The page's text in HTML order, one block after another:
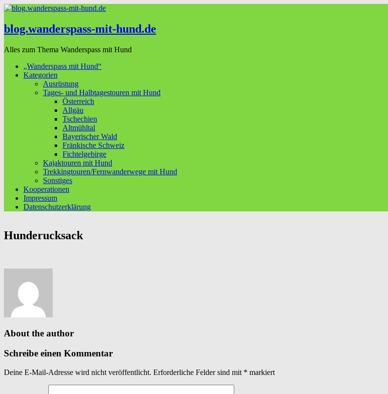
blog.wanderspass-mit-hund.de
Alles zum Thema Wanderspass mit Hund
„Wanderspass mit Hund“
Kategorien
Ausrüstung
Tages- und Halbtagestouren mit Hund
Österreich
Allgäu
Tschechien
Altmühltal
Bayerischer Wald
Fränkische Schweiz
Fichtelgebirge
Kajaktouren mit Hund
Trekkingtouren/Fernwanderwege mit Hund
Sonstiges
Kooperationen
Impressum
Datenschutzerklärung
Hunderucksack
About the author
Schreibe einen Kommentar
Deine E-Mail-Adresse wird nicht veröffentlicht. Erforderliche Felder sind mit * markiert